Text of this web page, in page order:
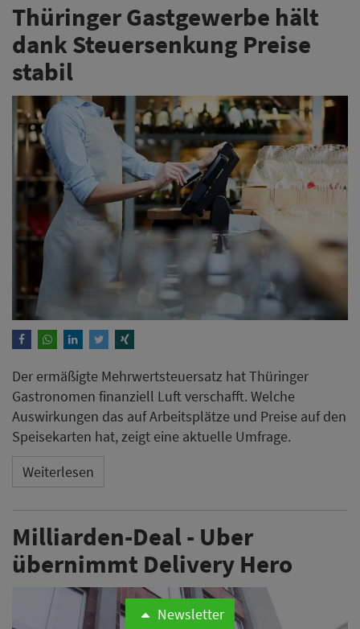
Thüringer Gastgewerbe hält
dank Steuersenkung Preise
stabil
Der ermäßigte Mehrwertsteuersatz hat Thüringer
Gastronomen finanziell Luft verschafft. Welche
Auswirkungen das auf Arbeitsplätze und Preise auf den
Speisekarten hat, zeigt eine aktuelle Umfrage.
Weiterlesen
Milliarden-Deal - Uber
übernimmt Delivery Hero
Newsletter